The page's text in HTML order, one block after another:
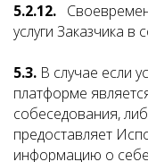
5.2.12.
услуги Заказчика в
5.3. В случае если
платформе
собеседования,
предоставляет
информацию о